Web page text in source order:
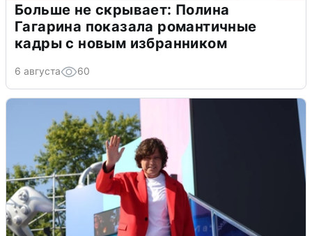
Больше не скрывает: Полина
Гагарина показала романтичные
кадры с новым избранником
6 августа 60